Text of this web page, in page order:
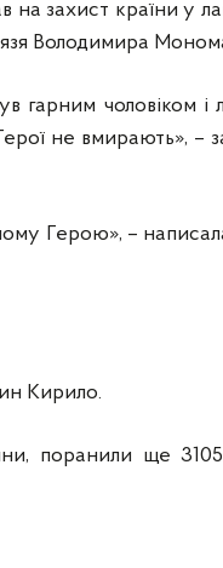
на захист країни у
Володимира
чоловіком і
не вмирають», –
Герою», –
Кирило.
поранили ще 3105.